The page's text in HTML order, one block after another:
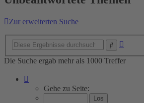
Zur erweiterten Suche
Die Suche ergab mehr als 1000 Treffer
von
Gehe zu Seite: